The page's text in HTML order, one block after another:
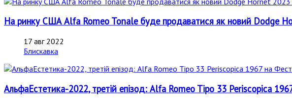
На ринку США Alfa Romeo Tonale буде продаватися як новий Dodge
17 авг 2022
Блискавка
АльфаЕстетика-2022, третій епізод: Alfa Romeo Tipo 33 Periscopica